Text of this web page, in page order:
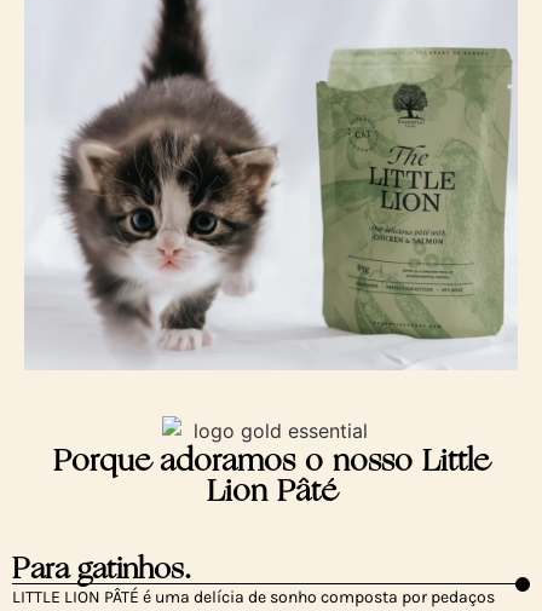
Porque adoramos o nosso Little
Lion Pâté
Para gatinhos.
LITTLE LION PÂTÉ é uma delícia de sonho composta por pedaços